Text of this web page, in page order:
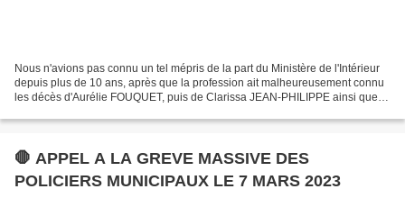
Nous n'avions pas connu un tel mépris de la part du Ministère de l'Intérieur
depuis plus de 10 ans, après que la profession ait malheureusement connu
les décès d'Aurélie FOUQUET, puis de Clarissa JEAN-PHILIPPE ainsi que
🛑 APPEL A LA GREVE MASSIVE DES
POLICIERS MUNICIPAUX LE 7 MARS 2023